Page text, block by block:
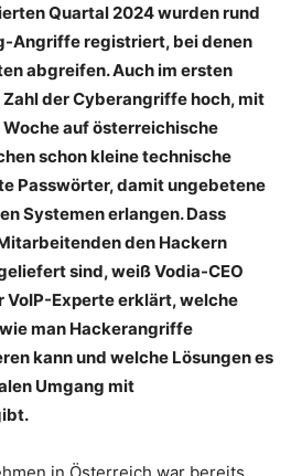
Quartal 2024 wurden rund
Angriffe registriert, bei denen
abgreifen. Auch im ersten
der Cyberangriffe hoch, mit
auf österreichische
schon kleine technische
Passwörter, damit ungebetene
Systemen erlangen. Dass
den Hackern
sind, weiß Vodia-CEO
VoIP-Experte erklärt, welche
man Hackerangriffe
kann und welche Lösungen es
Umgang mit